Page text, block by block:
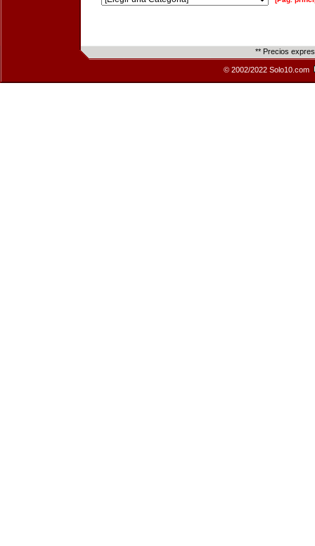
** Precios
© 2002/2022 Solo10.com